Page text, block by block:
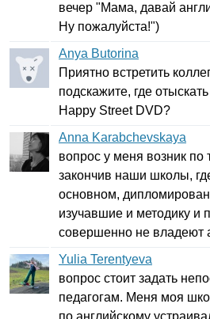
вечер "Мама, давай
Ну пожалуйста!")
Anya Butorina
Приятно встретить
подскажите, где отыскать
Happy Street DVD?
Anna Karabchevskaya
вопрос у меня возник
закончив наши школы,
основном,
изучавшие и методику и
совершенно не владеют
Yulia Terentyeva
вопрос стоит задать
педагогам. Меня моя
по английскому